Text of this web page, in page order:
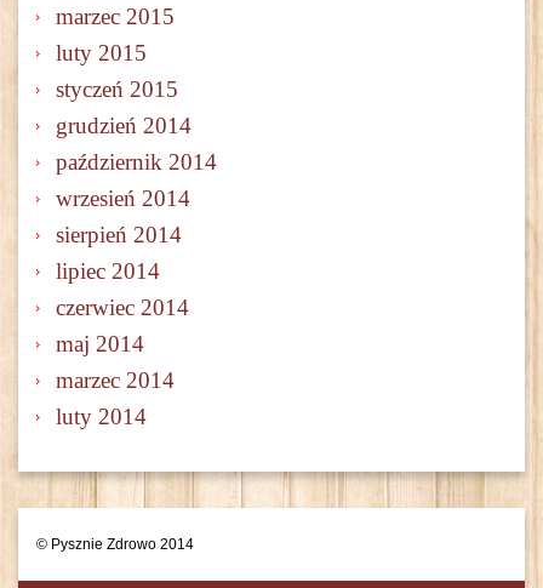
marzec 2015
luty 2015
styczeń 2015
grudzień 2014
październik 2014
wrzesień 2014
sierpień 2014
lipiec 2014
czerwiec 2014
maj 2014
marzec 2014
luty 2014
© Pysznie Zdrowo 2014